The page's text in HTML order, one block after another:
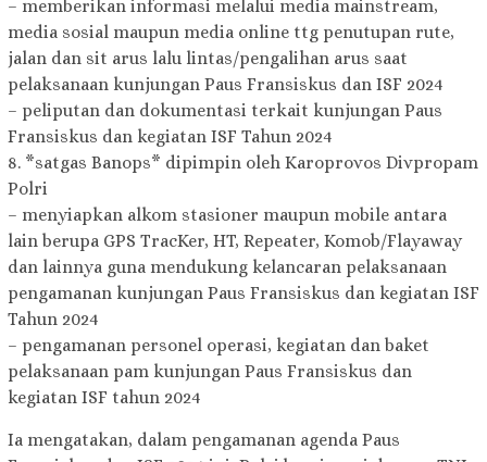
– memberikan informasi melalui media mainstream,
media sosial maupun media online ttg penutupan rute,
jalan dan sit arus lalu lintas/pengalihan arus saat
pelaksanaan kunjungan Paus Fransiskus dan ISF 2024
– peliputan dan dokumentasi terkait kunjungan Paus
Fransiskus dan kegiatan ISF Tahun 2024
8. *satgas Banops* dipimpin oleh Karoprovos Divpropam
Polri
– menyiapkan alkom stasioner maupun mobile antara
lain berupa GPS TracKer, HT, Repeater, Komob/Flayaway
dan lainnya guna mendukung kelancaran pelaksanaan
pengamanan kunjungan Paus Fransiskus dan kegiatan ISF
Tahun 2024
– pengamanan personel operasi, kegiatan dan baket
pelaksanaan pam kunjungan Paus Fransiskus dan
kegiatan ISF tahun 2024
Ia mengatakan, dalam pengamanan agenda Paus